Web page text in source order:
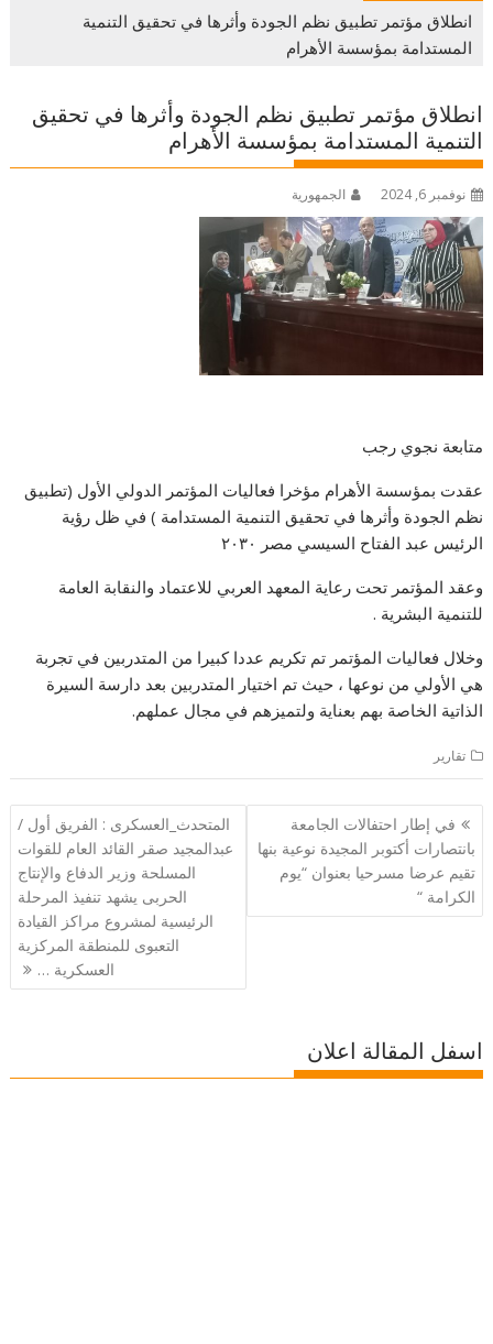
انطلاق مؤتمر تطبيق نظم الجودة وأثرها في تحقيق التنمية
المستدامة بمؤسسة الأهرام
انطلاق مؤتمر تطبيق نظم الجودة وأثرها في تحقيق
التنمية المستدامة بمؤسسة الأهرام
نوفمبر 6, 2024 الجمهورية
متابعة نجوي رجب
عقدت بمؤسسة الأهرام مؤخرا فعاليات المؤتمر الدولي الأول (تطبيق
نظم الجودة وأثرها في تحقيق التنمية المستدامة ) في ظل رؤية
الرئيس عبد الفتاح السيسي مصر ٢٠٣٠
وعقد المؤتمر تحت رعاية المعهد العربي للاعتماد والنقابة العامة
للتنمية البشرية .
وخلال فعاليات المؤتمر تم تكريم عددا كبيرا من المتدربين في تجربة
هي الأولي من نوعها ، حيث تم اختيار المتدربين بعد دارسة السيرة
الذاتية الخاصة بهم بعناية ولتميزهم في مجال عملهم.
تقارير
تصفّح
المقالات
في إطار احتفالات الجامعة
بانتصارات أكتوبر المجيدة نوعية بنها
تقيم عرضا مسرحيا بعنوان “يوم
الكرامة “
المتحدث_العسكرى : الفريق أول /
عبدالمجيد صقر القائد العام للقوات
المسلحة وزير الدفاع والإنتاج
الحربى يشهد تنفيذ المرحلة
الرئيسية لمشروع مراكز القيادة
التعبوى للمنطقة المركزية
العسكرية …
اسفل المقالة اعلان